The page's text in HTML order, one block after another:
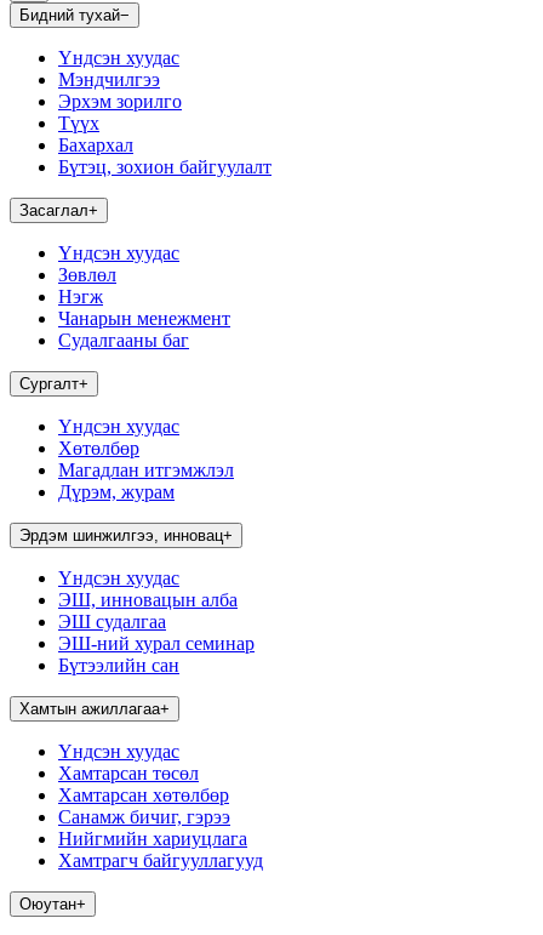
Бидний тухай−
Үндсэн хуудас
Мэндчилгээ
Эрхэм зорилго
Түүх
Бахархал
Бүтэц, зохион байгуулалт
Засаглал+
Үндсэн хуудас
Зөвлөл
Нэгж
Чанарын менежмент
Судалгааны баг
Сургалт+
Үндсэн хуудас
Хөтөлбөр
Магадлан итгэмжлэл
Дүрэм, журам
Эрдэм шинжилгээ, инновац+
Үндсэн хуудас
ЭШ, инновацын алба
ЭШ судалгаа
ЭШ-ний хурал семинар
Бүтээлийн сан
Хамтын ажиллагаа+
Үндсэн хуудас
Хамтарсан төсөл
Хамтарсан хөтөлбөр
Санамж бичиг, гэрээ
Нийгмийн хариуцлага
Хамтрагч байгууллагууд
Оюутан+